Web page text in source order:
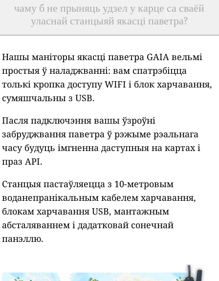
чаму б не прыняць удзел у карце са сваёй
уласнай станцыяй якасці паветра?
Нашы маніторы якасці паветра GAIA вельмі
простыя ў наладжванні: вам спатрэбіцца
толькі кропка доступу WIFI і блок харчавання,
сумяшчальны з USB.
Пасля падключэння вашы ўзроўні
забруджвання паветра ў рэжыме рэальнага
часу будуць імгненна даступныя на картах і
праз API.
Станцыя пастаўляецца з 10-метровым
воданепранікальным кабелем харчавання,
блокам харчавання USB, мантажным
абсталяваннем і дадатковай сонечнай
панэллю.